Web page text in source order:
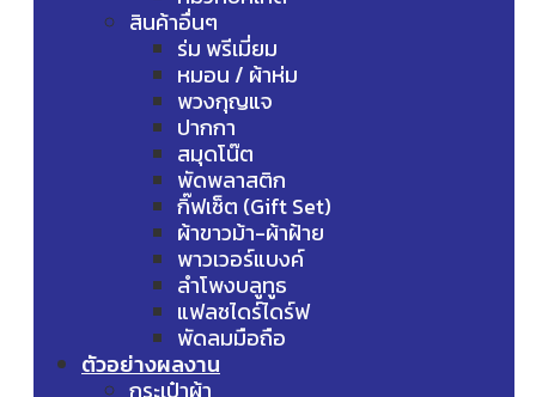
สินค้าอื่นๆ
ร่ม พรีเมี่ยม
หมอน / ผ้าห่ม
พวงกุญแจ
ปากกา
สมุดโน๊ต
พัดพลาสติก
กิ๊ฟเซ็ต (Gift Set)
ผ้าขาวม้า-ผ้าฝ้าย
พาวเวอร์แบงค์
ลำโพงบลูทูธ
แฟลชไดร์ไดร์ฟ
พัดลมมือถือ
ตัวอย่างผลงาน
กระเป๋าผ้า